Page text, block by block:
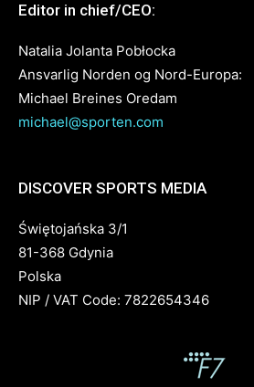
Editor in chief/CEO:
Natalia Jolanta Pobłocka
Ansvarlig Norden og Nord-Europa:
Michael Breines Oredam
michael@sporten.com
DISCOVER SPORTS MEDIA
Świętojańska 3/1
81-368 Gdynia
Polska
NIP / VAT Code: 7822654346